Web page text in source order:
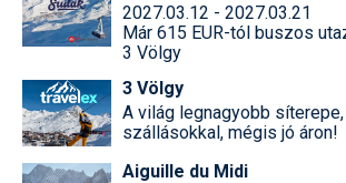
2027.03.12 - 2027.03.21
Már 615 EUR-tól buszos
3 Völgy
3 Völgy
A világ legnagyobb
szállásokkal, mégis jó áron!
Aiguille du Midi